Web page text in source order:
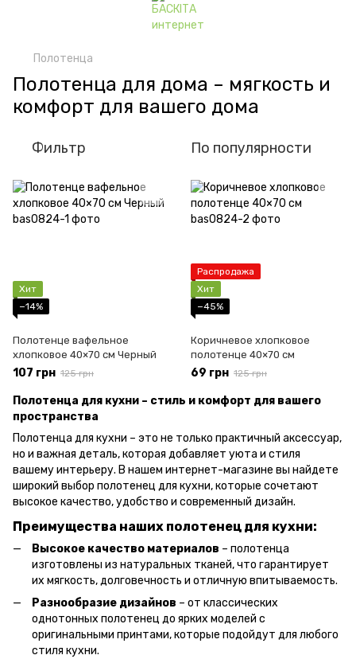
Полотенца
Полотенца для дома – мягкость и
комфорт для вашего дома
Фильтр По популярности
Хит
−14%
Полотенце вафельное
хлопковое 40×70 см Черный
107 грн 125 грн
Распродажа
Хит
−45%
Коричневое хлопковое
полотенце 40×70 см
69 грн 125 грн
Полотенца для кухни – стиль и комфорт для вашего
пространства
Полотенца для кухни – это не только практичный аксессуар,
но и важная деталь, которая добавляет уюта и стиля
вашему интерьеру. В нашем интернет-магазине вы найдете
широкий выбор полотенец для кухни, которые сочетают
высокое качество, удобство и современный дизайн.
Преимущества наших полотенец для кухни:
Высокое качество материалов – полотенца
изготовлены из натуральных тканей, что гарантирует
их мягкость, долговечность и отличную впитываемость.
Разнообразие дизайнов – от классических
однотонных полотенец до ярких моделей с
оригинальными принтами, которые подойдут для любого
стиля кухни.